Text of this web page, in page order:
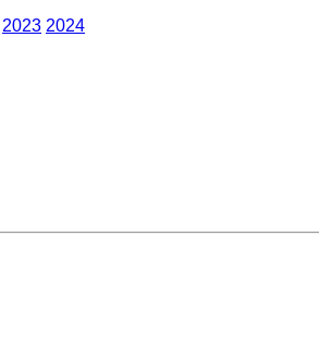
2023 2024